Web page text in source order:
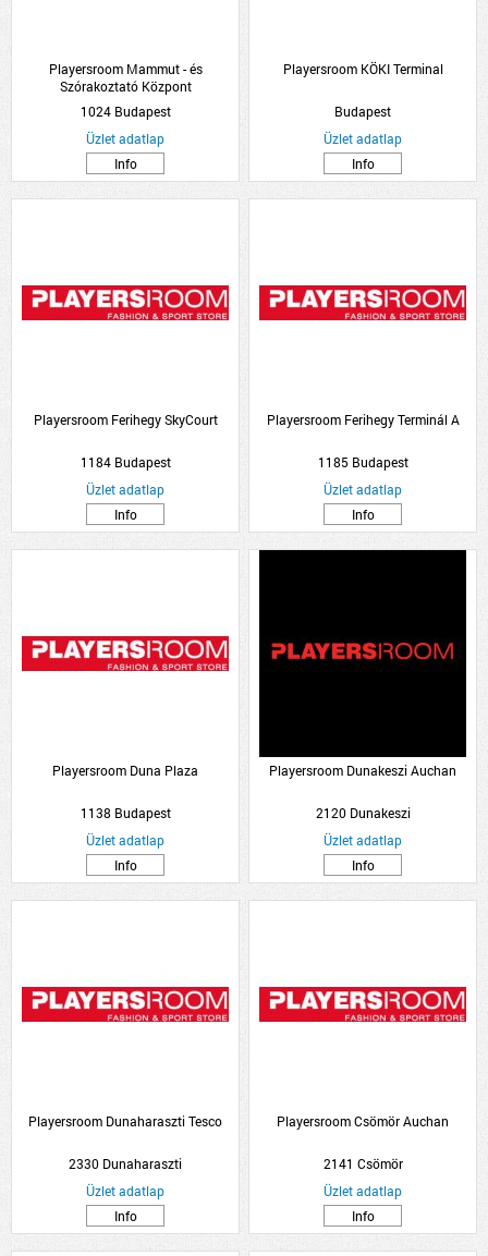
Playersroom Mammut - és
Szórakoztató Központ
1024 Budapest
Üzlet adatlap
Info
Playersroom KÖKI Terminal
Budapest
Üzlet adatlap
Info
Playersroom Ferihegy SkyCourt
1184 Budapest
Üzlet adatlap
Info
Playersroom Ferihegy Terminál A
1185 Budapest
Üzlet adatlap
Info
Playersroom Duna Plaza
1138 Budapest
Üzlet adatlap
Info
Playersroom Dunakeszi Auchan
2120 Dunakeszi
Üzlet adatlap
Info
Playersroom Dunaharaszti Tesco
2330 Dunaharaszti
Üzlet adatlap
Info
Playersroom Csömör Auchan
2141 Csömör
Üzlet adatlap
Info